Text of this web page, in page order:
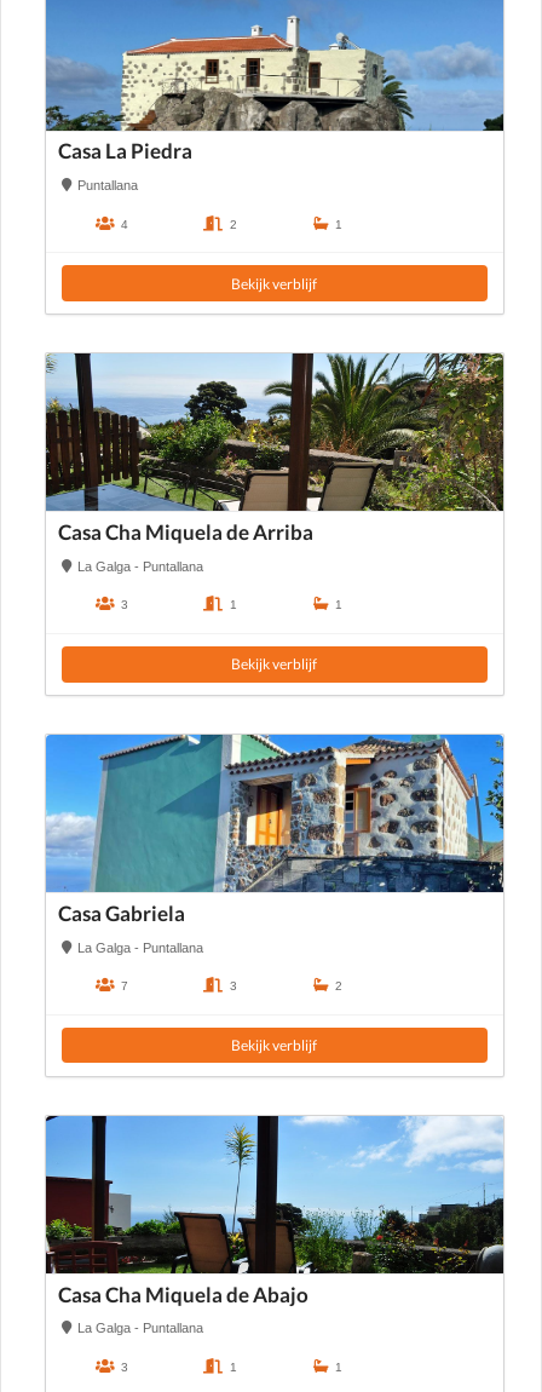
Casa La Piedra
Puntallana
4 2 1
Bekijk verblijf
Casa Cha Miquela de Arriba
La Galga - Puntallana
3 1 1
Bekijk verblijf
Casa Gabriela
La Galga - Puntallana
7 3 2
Bekijk verblijf
Casa Cha Miquela de Abajo
La Galga - Puntallana
3 1 1